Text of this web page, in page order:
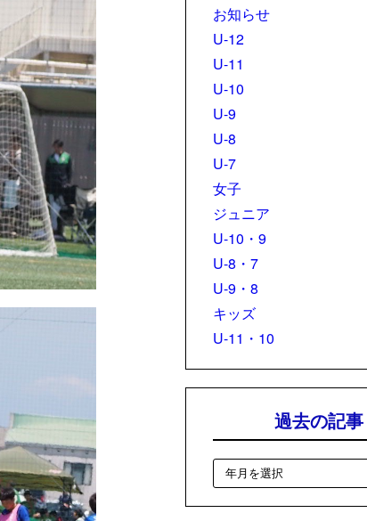
お知らせ
U-12
U-11
U-10
U-9
U-8
U-7
女子
ジュニア
U-10・9
U-8・7
U-9・8
キッズ
U-11・10
過去の記事